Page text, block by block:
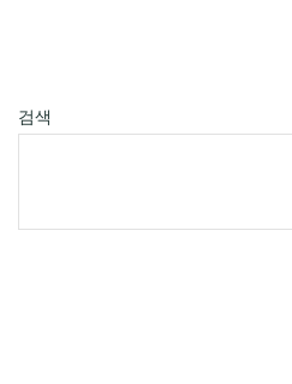
검색